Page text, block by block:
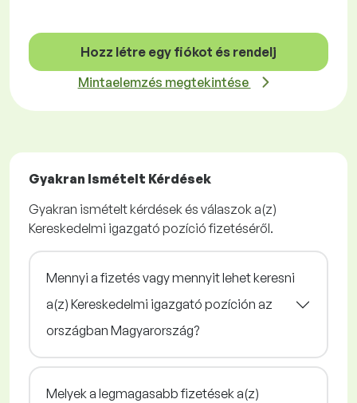
Hozz létre egy fiókot és rendelj
Mintaelemzés megtekintése
Gyakran Ismételt Kérdések
Gyakran ismételt kérdések és válaszok a(z)
Kereskedelmi igazgató pozíció fizetéséről.
Mennyi a fizetés vagy mennyit lehet keresni
a(z) Kereskedelmi igazgató pozíción az
országban Magyarország?
Melyek a legmagasabb fizetések a(z)